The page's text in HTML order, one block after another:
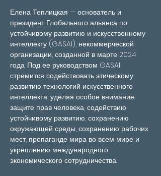
Елена Теплицкая — основатель и
президент Глобального альянса по
устойчивому развитию и искусственному
интеллекту (GASAI), некоммерческой
организации, созданной в марте 2024
года. Под ее руководством GASAI
стремится содействовать этическому
развитию технологий искусственного
интеллекта, уделяя особое внимание
защите прав человека, содействию
устойчивому развитию, сохранению
окружающей среды, сохранению рабочих
мест, пропаганде мира во всем мире и
укреплению международного
экономического сотрудничества.